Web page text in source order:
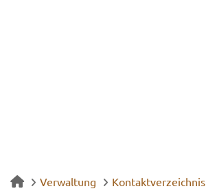
Verwaltung Kontaktverzeichnis